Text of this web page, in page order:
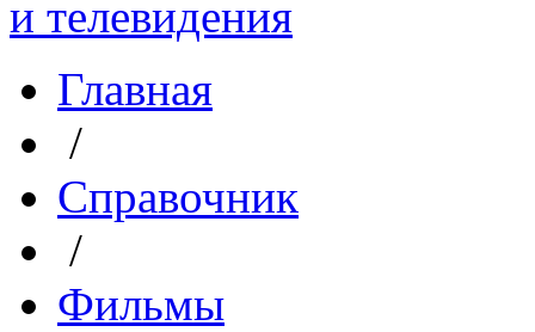
Главная
/
Справочник
/
Фильмы